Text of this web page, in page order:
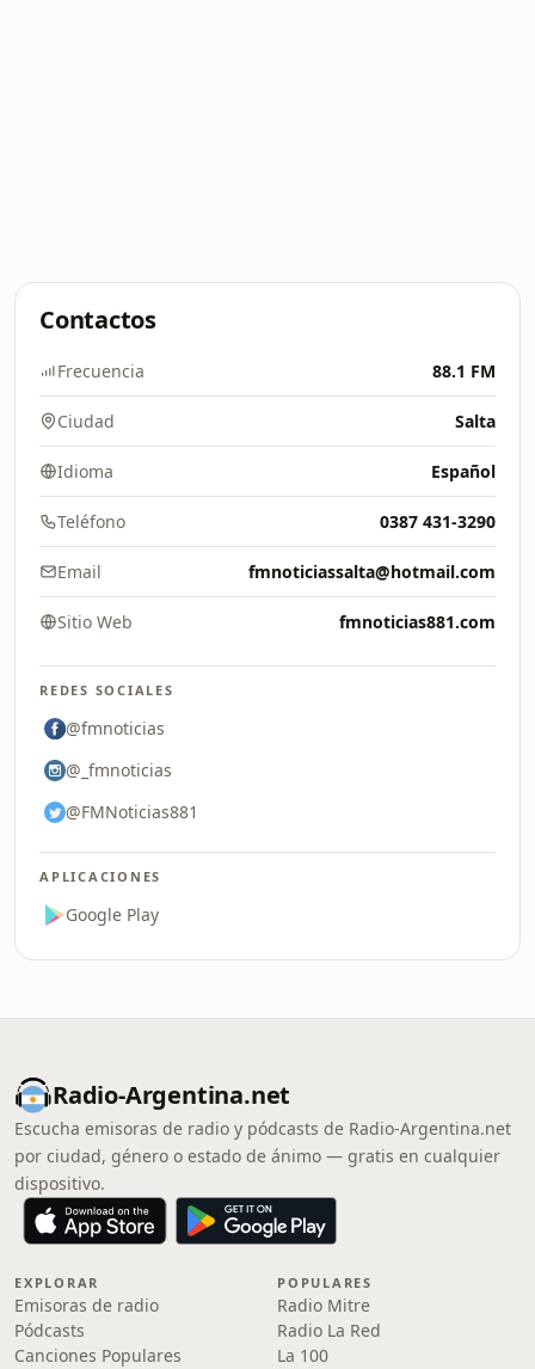
Contactos
Frecuencia 88.1 FM
Ciudad Salta
Idioma Español
Teléfono 0387 431-3290
Email fmnoticiassalta@hotmail.com
Sitio Web fmnoticias881.com
REDES SOCIALES
@fmnoticias
@_fmnoticias
@FMNoticias881
APLICACIONES
Google Play
Radio-Argentina.net
Escucha emisoras de radio y pódcasts de Radio-Argentina.net
por ciudad, género o estado de ánimo — gratis en cualquier
dispositivo.
EXPLORAR
Emisoras de radio
Pódcasts
Canciones Populares
POPULARES
Radio Mitre
Radio La Red
La 100